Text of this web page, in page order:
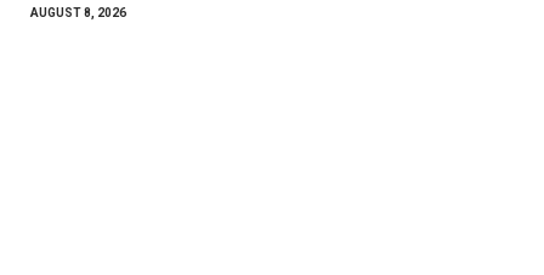
AUGUST 8, 2026